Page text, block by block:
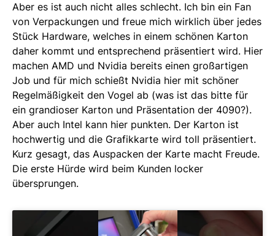
Aber es ist auch nicht alles schlecht. Ich bin ein Fan
von Verpackungen und freue mich wirklich über jedes
Stück Hardware, welches in einem schönen Karton
daher kommt und entsprechend präsentiert wird. Hier
machen AMD und Nvidia bereits einen großartigen
Job und für mich schießt Nvidia hier mit schöner
Regelmäßigkeit den Vogel ab (was ist das bitte für
ein grandioser Karton und Präsentation der 4090?).
Aber auch Intel kann hier punkten. Der Karton ist
hochwertig und die Grafikkarte wird toll präsentiert.
Kurz gesagt, das Auspacken der Karte macht Freude.
Die erste Hürde wird beim Kunden locker
übersprungen.